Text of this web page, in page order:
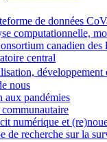
de données
computationnelle,
canadien des
central
développement
nous
aux pandémies
numérique et
de recherche sur la